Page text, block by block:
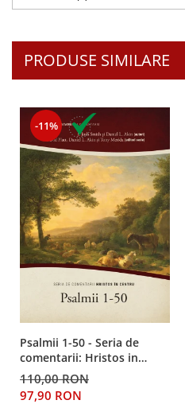
Sanatate / nutritie
PRODUSE SIMILARE
-11%
Psalmii 1-50 - Seria de
comentarii: Hristos in
centru
110,00 RON
97,90 RON